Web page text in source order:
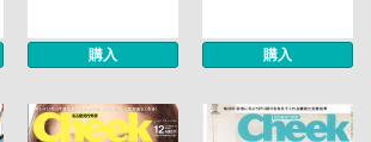
購入 購入